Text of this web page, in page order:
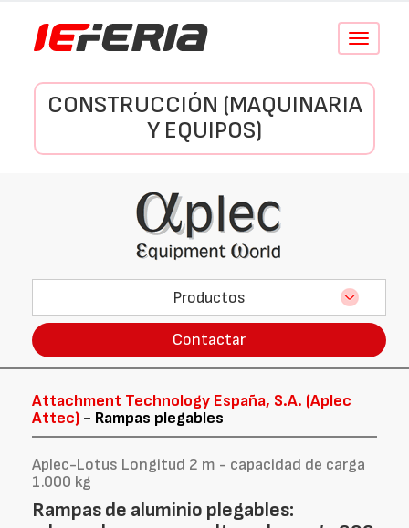
Conmutar
CONSTRUCCIÓN (MAQUINARIA
Y EQUIPOS)
Productos
Contactar
Attachment Technology España, S.A. (Aplec
Attec) - Rampas plegables
Aplec-Lotus Longitud 2 m - capacidad de carga
1.000 kg
Rampas de aluminio plegables: